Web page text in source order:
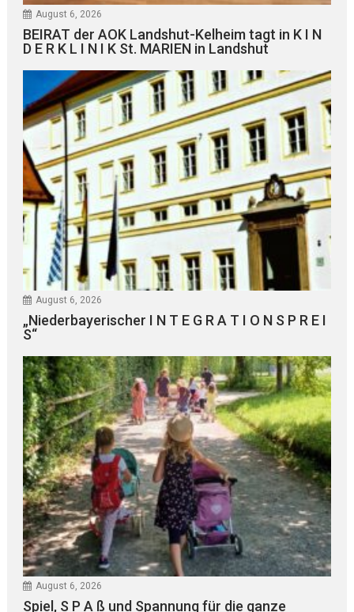
August 6, 2026
BEIRAT der AOK Landshut-Kelheim tagt in K I N
D E R K L I N I K St. MARIEN in Landshut
August 6, 2026
„Niederbayerischer I N T E G R A T I O N S P R E I
S“
August 6, 2026
Spiel, S P A ß und Spannung für die ganze